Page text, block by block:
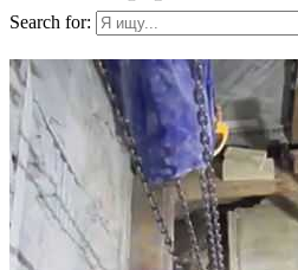
Search for: